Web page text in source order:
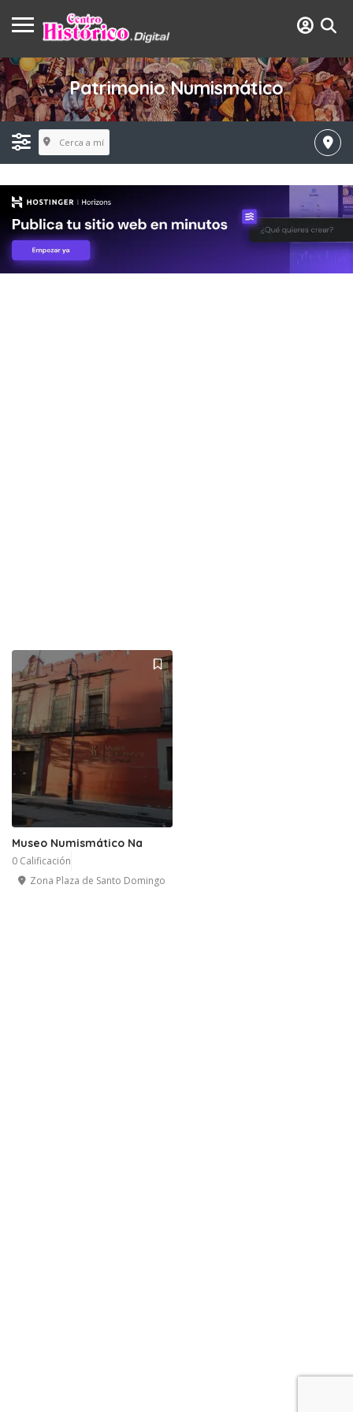
Patrimonio Numismático
Cerca a mí
Museo Numismático Na
0 Calificación
Zona Plaza de Santo Domingo